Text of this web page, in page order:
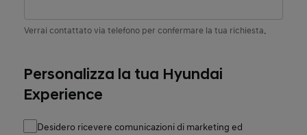
Verrai contattato via telefono per confermare la tua richiesta.
Personalizza la tua Hyundai
Experience
Desidero ricevere comunicazioni di marketing ed